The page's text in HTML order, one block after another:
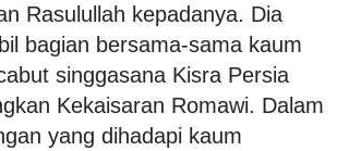
Rasulullah kepadanya. Dia
bagian bersama-sama kaum
singgasana Kisra Persia
Kekaisaran Romawi. Dalam
yang dihadapi kaum